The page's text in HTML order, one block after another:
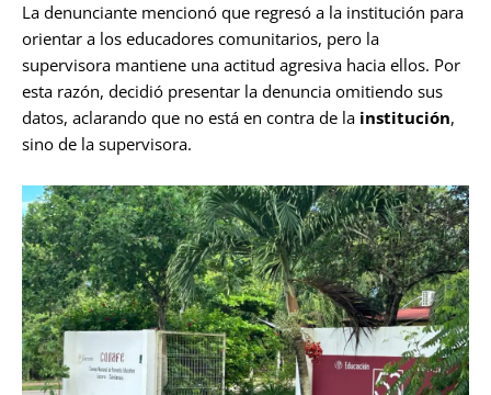
La denunciante mencionó que regresó a la institución para
orientar a los educadores comunitarios, pero la
supervisora mantiene una actitud agresiva hacia ellos. Por
esta razón, decidió presentar la denuncia omitiendo sus
datos, aclarando que no está en contra de la institución,
sino de la supervisora.